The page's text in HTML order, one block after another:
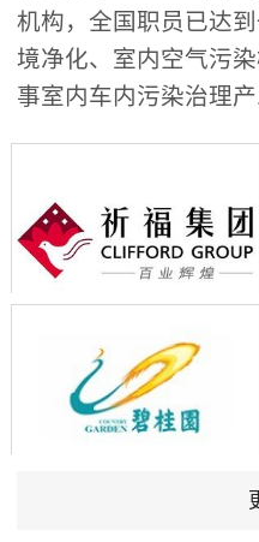
机构，全国职员已达
境净化、室内空气污
事室内车内污染治理产